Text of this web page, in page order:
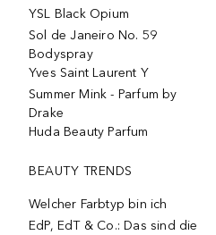
YSL Black Opium
Sol de Janeiro No. 59
Bodyspray
Yves Saint Laurent Y
Summer Mink - Parfum by
Drake
Huda Beauty Parfum
BEAUTY TRENDS
Welcher Farbtyp bin ich
EdP, EdT & Co.: Das sind die